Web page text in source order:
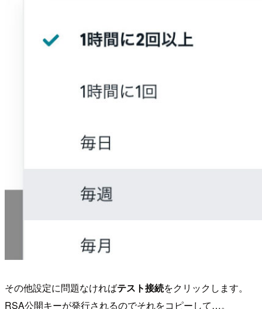
その他設定に問題なければテスト接続をクリックします。
RSA公開キーが発行されるのでそれをコピーして…。